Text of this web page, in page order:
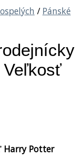
/ Pánské
Veľkosť
Harry Potter